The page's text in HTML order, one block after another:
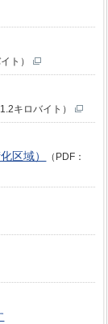
ト）
キロバイト）
区域）
（PDF：